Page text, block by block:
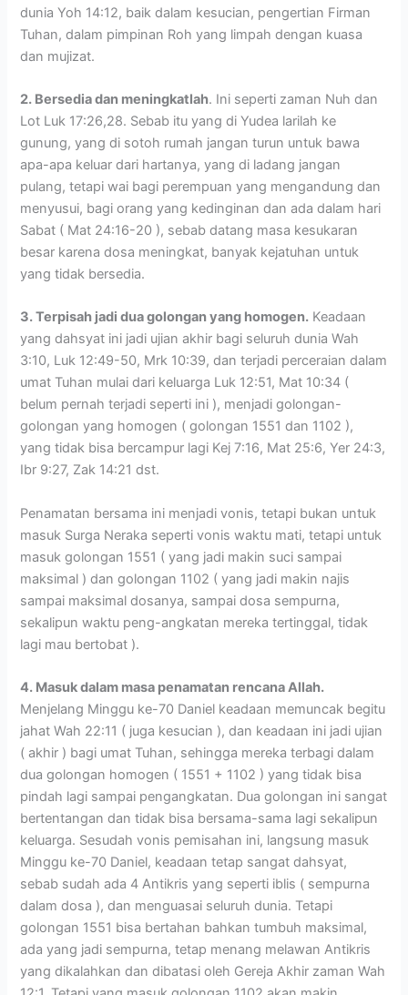
dunia Yoh 14:12, baik dalam kesucian, pengertian Firman
Tuhan, dalam pimpinan Roh yang limpah dengan kuasa
dan mujizat.
2. Bersedia dan meningkatlah. Ini seperti zaman Nuh dan
Lot Luk 17:26,28. Sebab itu yang di Yudea larilah ke
gunung, yang di sotoh rumah jangan turun untuk bawa
apa-apa keluar dari hartanya, yang di ladang jangan
pulang, tetapi wai bagi perempuan yang mengandung dan
menyusui, bagi orang yang kedinginan dan ada dalam hari
Sabat ( Mat 24:16-20 ), sebab datang masa kesukaran
besar karena dosa meningkat, banyak kejatuhan untuk
yang tidak bersedia.
3. Terpisah jadi dua golongan yang homogen. Keadaan
yang dahsyat ini jadi ujian akhir bagi seluruh dunia Wah
3:10, Luk 12:49-50, Mrk 10:39, dan terjadi perceraian dalam
umat Tuhan mulai dari keluarga Luk 12:51, Mat 10:34 (
belum pernah terjadi seperti ini ), menjadi golongan-
golongan yang homogen ( golongan 1551 dan 1102 ),
yang tidak bisa bercampur lagi Kej 7:16, Mat 25:6, Yer 24:3,
Ibr 9:27, Zak 14:21 dst.
Penamatan bersama ini menjadi vonis, tetapi bukan untuk
masuk Surga Neraka seperti vonis waktu mati, tetapi untuk
masuk golongan 1551 ( yang jadi makin suci sampai
maksimal ) dan golongan 1102 ( yang jadi makin najis
sampai maksimal dosanya, sampai dosa sempurna,
sekalipun waktu peng-angkatan mereka tertinggal, tidak
lagi mau bertobat ).
4. Masuk dalam masa penamatan rencana Allah.
Menjelang Minggu ke-70 Daniel keadaan memuncak begitu
jahat Wah 22:11 ( juga kesucian ), dan keadaan ini jadi ujian
( akhir ) bagi umat Tuhan, sehingga mereka terbagi dalam
dua golongan homogen ( 1551 + 1102 ) yang tidak bisa
pindah lagi sampai pengangkatan. Dua golongan ini sangat
bertentangan dan tidak bisa bersama-sama lagi sekalipun
keluarga. Sesudah vonis pemisahan ini, langsung masuk
Minggu ke-70 Daniel, keadaan tetap sangat dahsyat,
sebab sudah ada 4 Antikris yang seperti iblis ( sempurna
dalam dosa ), dan menguasai seluruh dunia. Tetapi
golongan 1551 bisa bertahan bahkan tumbuh maksimal,
ada yang jadi sempurna, tetap menang melawan Antikris
yang dikalahkan dan dibatasi oleh Gereja Akhir zaman Wah